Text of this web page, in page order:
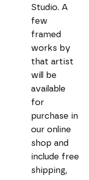
Studio. A
few
framed
works by
that artist
will be
available
for
purchase in
our online
shop and
include free
shipping,